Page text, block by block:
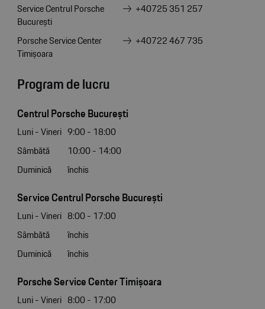
Service Centrul Porsche
București
+40725 351 257
Porsche Service Center
Timișoara
+40722 467 735
Program de lucru
Centrul Porsche București
Luni - Vineri 9:00 - 18:00
Sâmbătă
10:00 - 14:00
Duminică
închis
Service Centrul Porsche București
Luni - Vineri 8:00 - 17:00
Sâmbătă
închis
Duminică
închis
Porsche Service Center Timișoara
Luni - Vineri 8:00 - 17:00